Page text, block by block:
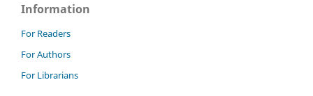
Information
For Readers
For Authors
For Librarians